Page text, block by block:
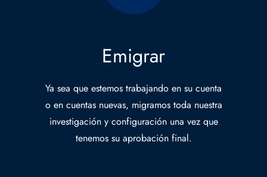
Emigrar
Ya sea que estemos trabajando en su cuenta
o en cuentas nuevas, migramos toda nuestra
investigación y configuración una vez que
tenemos su aprobación final.